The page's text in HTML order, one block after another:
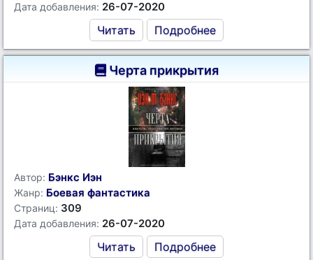
Дата добавления: 26-07-2020
Читать Подробнее
Черта прикрытия
Автор: Бэнкс Иэн
Жанр: Боевая фантастика
Страниц: 309
Дата добавления: 26-07-2020
Читать Подробнее